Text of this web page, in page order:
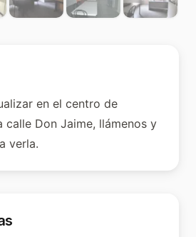
en el centro de
calle Don Jaime, llámenos y
verla.